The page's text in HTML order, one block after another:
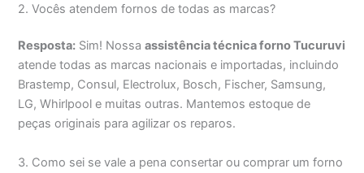
2. Vocês atendem fornos de todas as marcas?
Resposta: Sim! Nossaassistência técnica forno Tucuruvi
atende todas as marcas nacionais e importadas, incluindo
Brastemp, Consul, Electrolux, Bosch, Fischer, Samsung,
LG, Whirlpool e muitas outras. Mantemos estoque de
peças originais para agilizar os reparos.
3. Como sei se vale a pena consertar ou comprar um forno